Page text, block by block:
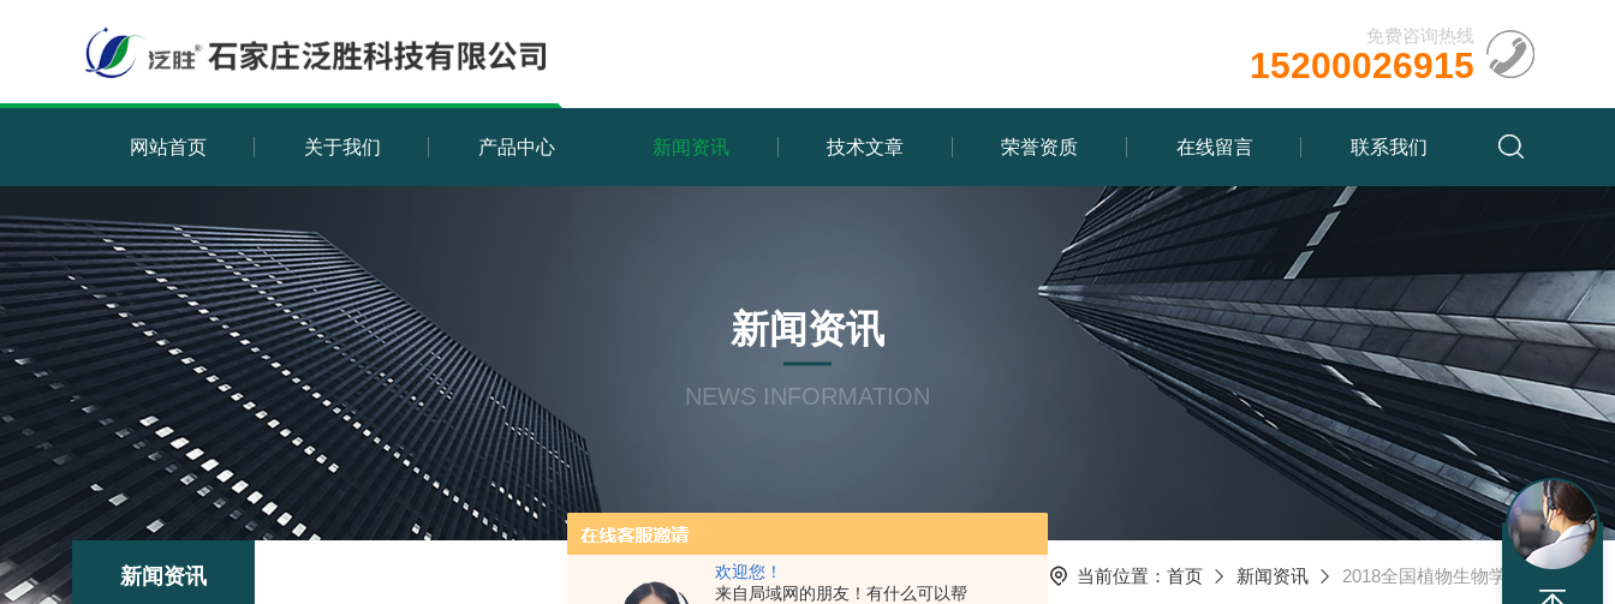
欢迎您！
来自局域网的朋友！有什么可以帮
免费咨询热线
15200026915
网站首页 关于我们 产品中心 新闻资讯 技术文章 荣誉资质 在线留言 联系我们
新闻资讯
NEWS INFORMATION
新闻资讯 当前位置： 首页 新闻资讯 2018全国植物生物学大会